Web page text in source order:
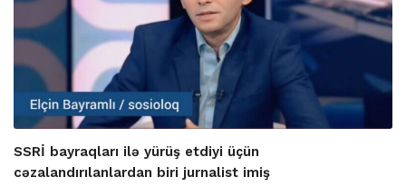
SSRİ bayraqları ilə yürüş etdiyi üçün
cəzalandırılanlardan biri jurnalist imiş